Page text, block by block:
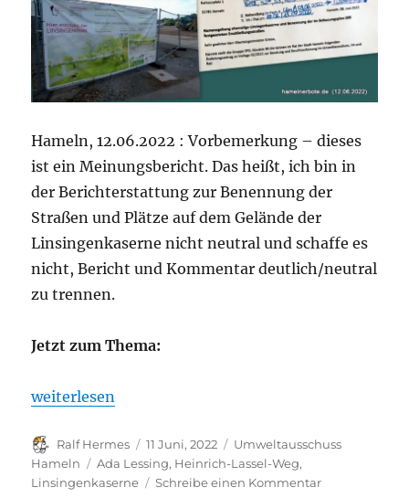
Hameln, 12.06.2022 : Vorbemerkung – dieses
ist ein Meinungsbericht. Das heißt, ich bin in
der Berichterstattung zur Benennung der
Straßen und Plätze auf dem Gelände der
Linsingenkaserne nicht neutral und schaffe es
nicht, Bericht und Kommentar deutlich/neutral
zu trennen.
Jetzt zum Thema:
„Meinung zur Straßennamendiskussion: Lessing-
weiterlesen
Autor
Ralf Hermes
Veröffentlicht
am
11 Juni, 2022 Kategorien
Umweltausschuss
Hameln
Schlagwörter
Ada Lessing, Heinrich-Lassel-Weg,
Linsingenkaserne
Schreibe einen Kommentarzu